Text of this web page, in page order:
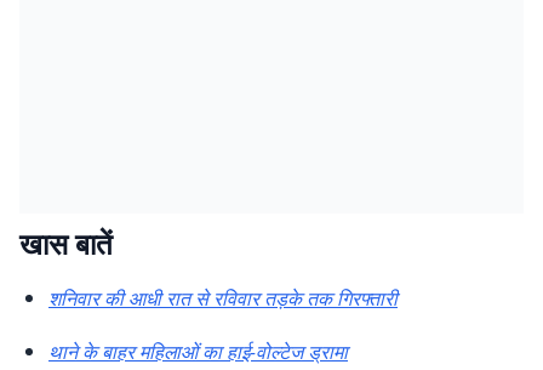
खास बातें
शनिवार की आधी रात से रविवार तड़के तक गिरफ्तारी
थाने के बाहर महिलाओं का हाई-वोल्टेज ड्रामा